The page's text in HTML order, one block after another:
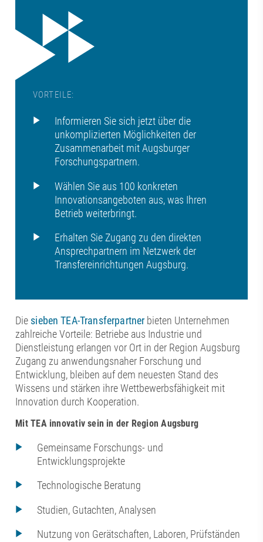
VORTEILE:
Informieren Sie sich jetzt über die
unkomplizierten Möglichkeiten der
Zusammenarbeit mit Augsburger
Forschungspartnern.
Wählen Sie aus 100 konkreten
Innovationsangeboten aus, was Ihren
Betrieb weiterbringt.
Erhalten Sie Zugang zu den direkten
Ansprechpartnern im Netzwerk der
Transfereinrichtungen Augsburg.
Die sieben TEA-Transferpartner bieten Unternehmen
zahlreiche Vorteile: Betriebe aus Industrie und
Dienstleistung erlangen vor Ort in der Region Augsburg
Zugang zu anwendungsnaher Forschung und
Entwicklung, bleiben auf dem neuesten Stand des
Wissens und stärken ihre Wettbewerbsfähigkeit mit
Innovation durch Kooperation.
Mit TEA innovativ sein in der Region Augsburg
Gemeinsame Forschungs- und
Entwicklungsprojekte
Technologische Beratung
Studien, Gutachten, Analysen
Nutzung von Gerätschaften, Laboren, Prüfständen